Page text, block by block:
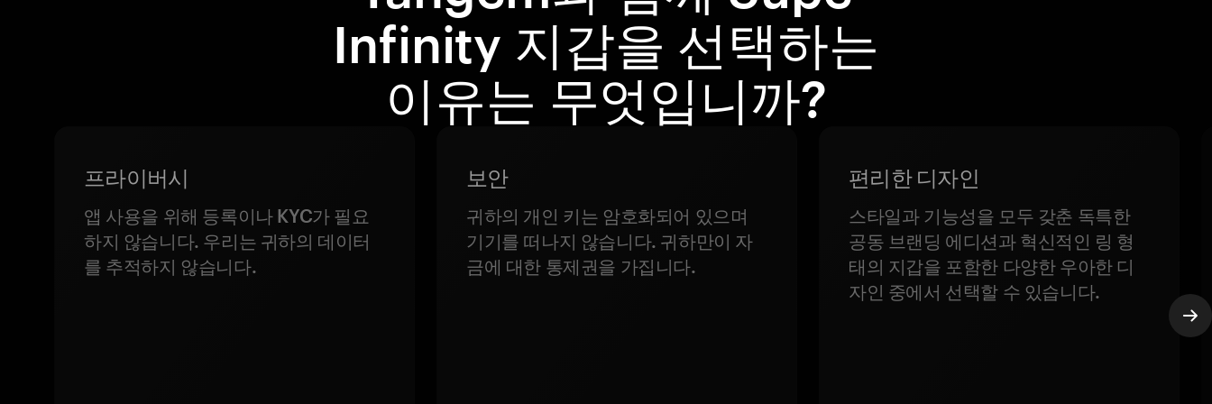
Infinity 지갑을 선택하는
이유는 무엇입니까?
프라이버시
앱 사용을 위해 등록이나 KYC가 필요
하지 않습니다. 우리는 귀하의 데이터
를 추적하지 않습니다.
보안
귀하의 개인 키는 암호화되어 있으며
기기를 떠나지 않습니다. 귀하만이 자
금에 대한 통제권을 가집니다.
편리한 디자인
스타일과 기능성을 모두 갖춘 독특한
공동 브랜딩 에디션과 혁신적인 링 형
태의 지갑을 포함한 다양한 우아한 디
자인 중에서 선택할 수 있습니다.